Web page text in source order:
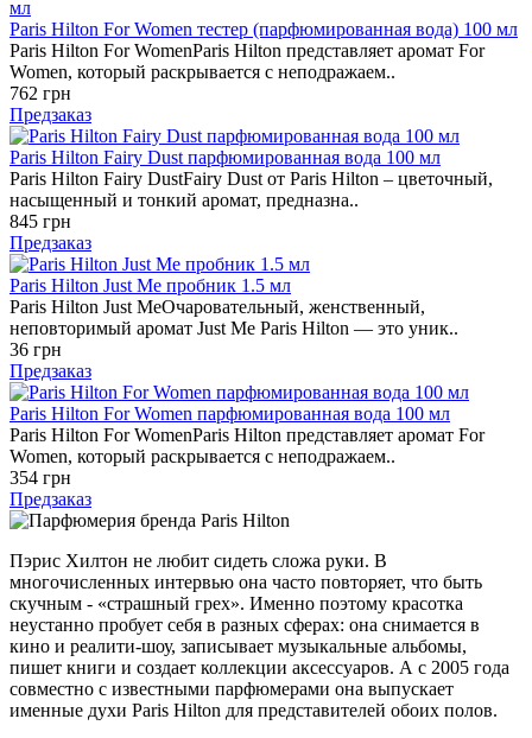
Paris Hilton For Women тестер (парфюмированная вода) 100 мл
Paris Hilton For WomenParis Hilton представляет аромат For
Women, который раскрывается с неподражаем..
762 грн
Предзаказ
Paris Hilton Fairy Dust парфюмированная вода 100 мл
Paris Hilton Fairy DustFairy Dust от Paris Hilton – цветочный,
насыщенный и тонкий аромат, предназна..
845 грн
Предзаказ
Paris Hilton Just Me пробник 1.5 мл
Paris Hilton Just MeОчаровательный, женственный,
неповторимый аромат Just Me Paris Hilton — это уник..
36 грн
Предзаказ
Paris Hilton For Women парфюмированная вода 100 мл
Paris Hilton For WomenParis Hilton представляет аромат For
Women, который раскрывается с неподражаем..
354 грн
Предзаказ
Пэрис Хилтон не любит сидеть сложа руки. В
многочисленных интервью она часто повторяет, что быть
скучным - «страшный грех». Именно поэтому красотка
неустанно пробует себя в разных сферах: она снимается в
кино и реалити-шоу, записывает музыкальные альбомы,
пишет книги и создает коллекции аксессуаров. А с 2005 года
совместно с известными парфюмерами она выпускает
именные духи Paris Hilton для представителей обоих полов.